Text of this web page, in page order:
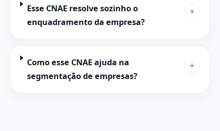
Esse CNAE resolve sozinho o
enquadramento da empresa?
+
Como esse CNAE ajuda na
segmentação de empresas?
+